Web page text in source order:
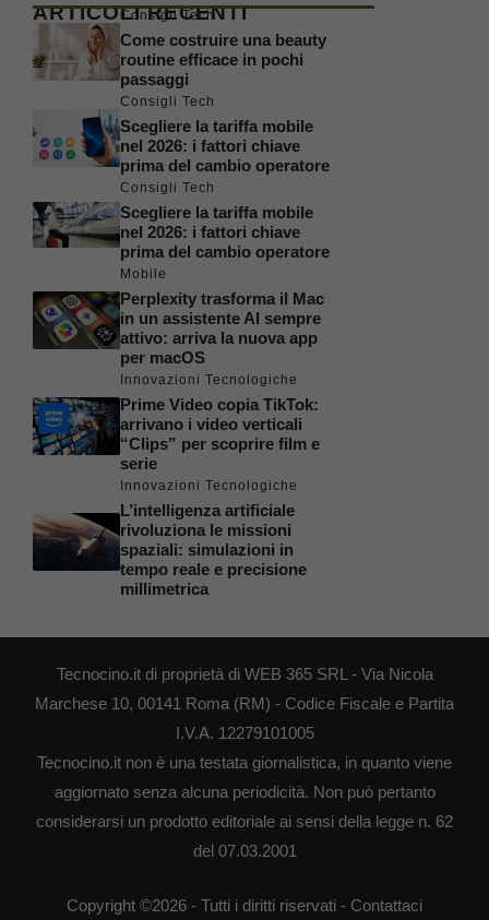
ARTICOLI RECENTI
Consigli Tech
Come costruire una beauty
routine efficace in pochi
passaggi
Consigli Tech
Scegliere la tariffa mobile
nel 2026: i fattori chiave
prima del cambio operatore
Consigli Tech
Scegliere la tariffa mobile
nel 2026: i fattori chiave
prima del cambio operatore
Mobile
Perplexity trasforma il Mac
in un assistente AI sempre
attivo: arriva la nuova app
per macOS
Innovazioni Tecnologiche
Prime Video copia TikTok:
arrivano i video verticali
“Clips” per scoprire film e
serie
Innovazioni Tecnologiche
L’intelligenza artificiale
rivoluziona le missioni
spaziali: simulazioni in
tempo reale e precisione
millimetrica
Tecnocino.it di proprietà di WEB 365 SRL - Via Nicola
Marchese 10, 00141 Roma (RM) - Codice Fiscale e Partita
I.V.A. 12279101005
Tecnocino.it non è una testata giornalistica, in quanto viene
aggiornato senza alcuna periodicità. Non può pertanto
considerarsi un prodotto editoriale ai sensi della legge n. 62
del 07.03.2001
Copyright ©2026 - Tutti i diritti riservati - Contattaci